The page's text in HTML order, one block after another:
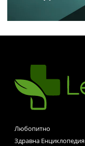
Любопитно
Здравна Енциклопедия